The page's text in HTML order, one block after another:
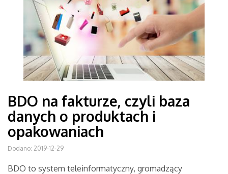
BDO na fakturze, czyli baza
danych o produktach i
opakowaniach
Dodano: 2019-12-29
BDO to system teleinformatyczny, gromadzący